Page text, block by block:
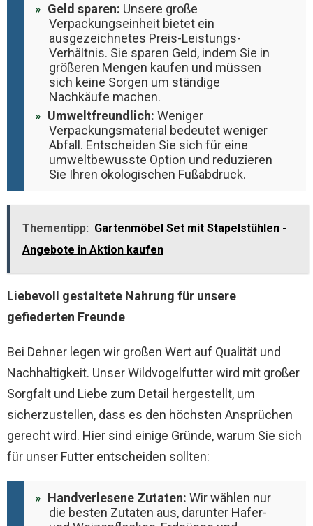
Geld sparen: Unsere große
Verpackungseinheit bietet ein
ausgezeichnetes Preis-Leistungs-
Verhältnis. Sie sparen Geld, indem Sie in
größeren Mengen kaufen und müssen
sich keine Sorgen um ständige
Nachkäufe machen.
Umweltfreundlich: Weniger
Verpackungsmaterial bedeutet weniger
Abfall. Entscheiden Sie sich für eine
umweltbewusste Option und reduzieren
Sie Ihren ökologischen Fußabdruck.
Thementipp: Gartenmöbel Set mit Stapelstühlen -
Angebote in Aktion kaufen
Liebevoll gestaltete Nahrung für unsere
gefiederten Freunde
Bei Dehner legen wir großen Wert auf Qualität und
Nachhaltigkeit. Unser Wildvogelfutter wird mit großer
Sorgfalt und Liebe zum Detail hergestellt, um
sicherzustellen, dass es den höchsten Ansprüchen
gerecht wird. Hier sind einige Gründe, warum Sie sich
für unser Futter entscheiden sollten:
Handverlesene Zutaten: Wir wählen nur
die besten Zutaten aus, darunter Hafer-